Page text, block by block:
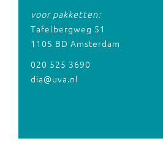
voor pakketten:
Tafelbergweg 51
1105 BD Amsterdam
020 525 3690
dia@uva.nl